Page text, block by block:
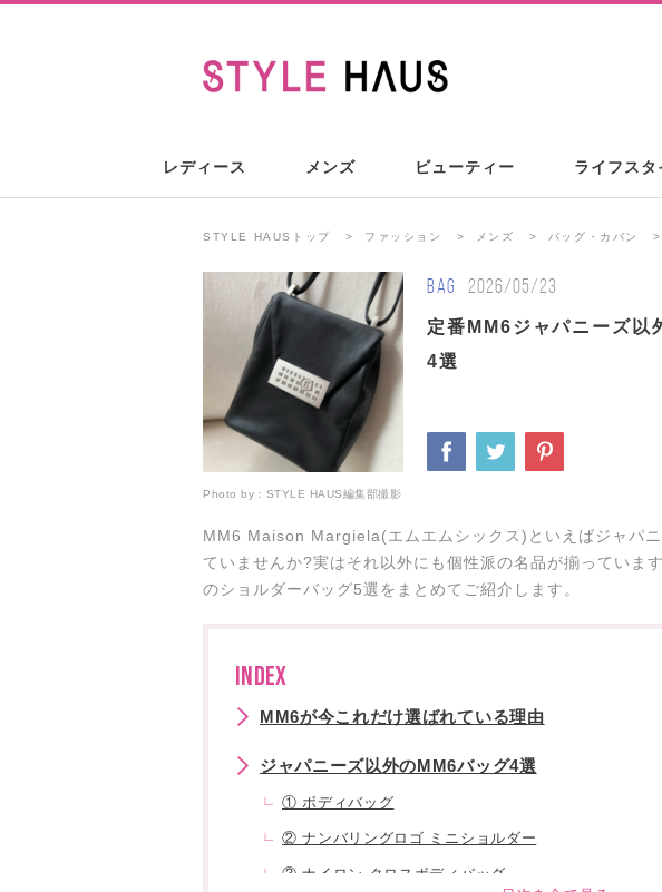
レディース メンズ ビューティー ライフスタ
STYLE HAUSトップ ファッション メンズ バッグ・カバン
BAG 2026/05/23
定番MM6ジャパニーズ以
4選
Photo by： STYLE HAUS編集部撮影
MM6 Maison Margiela(エムエムシックス)といえばジャパ
ていませんか?実はそれ以外にも個性派の名品が揃っていま
のショルダーバッグ5選をまとめてご紹介します。
INDEX
MM6が今これだけ選ばれている理由
ジャパニーズ以外のMM6バッグ4選
① ボディバッグ
② ナンバリングロゴ ミニショルダー
③ ナイロン クロスボディバッグ